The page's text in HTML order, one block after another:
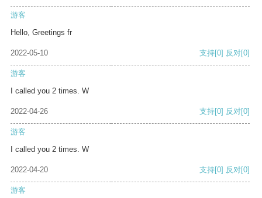
游客
Hello, Greetings fr
2022-05-10 支持[0] 反对[0]
游客
I called you 2 times. W
2022-04-26 支持[0] 反对[0]
游客
I called you 2 times. W
2022-04-20 支持[0] 反对[0]
游客